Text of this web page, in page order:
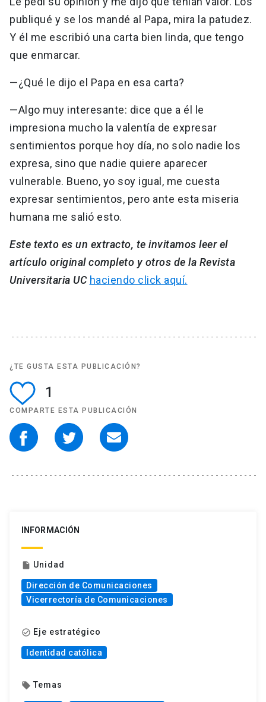
publiqué y se los mandé al Papa, mira la patudez.
Y él me escribió una carta bien linda, que tengo
que enmarcar.
—¿Qué le dijo el Papa en esa carta?
—Algo muy interesante: dice que a él le
impresiona mucho la valentía de expresar
sentimientos porque hoy día, no solo nadie los
expresa, sino que nadie quiere aparecer
vulnerable. Bueno, yo soy igual, me cuesta
expresar sentimientos, pero ante esta miseria
humana me salió esto.
Este texto es un extracto, te invitamos leer el
artículo original completo y otros de la Revista
Universitaria UC haciendo click aquí.
¿TE GUSTA ESTA PUBLICACIÓN?
1
COMPARTE ESTA PUBLICACIÓN
INFORMACIÓN
insert_drive_file Unidad
Dirección de Comunicaciones
Vicerrectoría de Comunicaciones
check_circle_outline Eje estratégico
Identidad católica
local_offer Temas